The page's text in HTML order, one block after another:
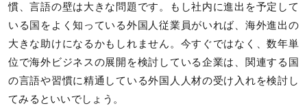
慣、言語の壁は大きな問題です。もし社内に進出を予定して
いる国をよく知っている外国人従業員がいれば、海外進出の
大きな助けになるかもしれません。今すぐではなく、数年単
位で海外ビジネスの展開を検討している企業は、関連する国
の言語や習慣に精通している外国人人材の受け入れを検討し
てみるといいでしょう。